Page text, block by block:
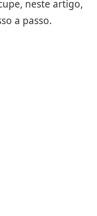
neste artigo,
a passo.